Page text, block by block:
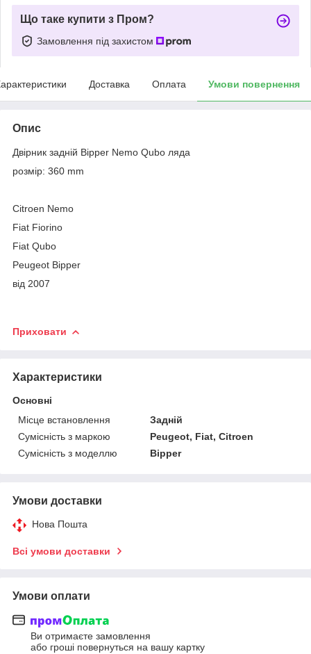
Що таке купити з Пром?
Замовлення під захистом
Доставка Оплата Умови повернення
Опис
Двірник задній Bipper Nemo Qubo ляда
розмір: 360 mm
Citroen Nemo
Fiat Fiorino
Fiat Qubo
Peugeot Bipper
від 2007
Приховати
Характеристики
Основні
Місце встановлення
Задній
Сумісність з маркою
Peugeot, Fiat, Citroen
Сумісність з моделлю
Bipper
Умови доставки
Нова Пошта
Всі умови доставки
Умови оплати
Ви отримаєте замовлення
або гроші повернуться на вашу картку